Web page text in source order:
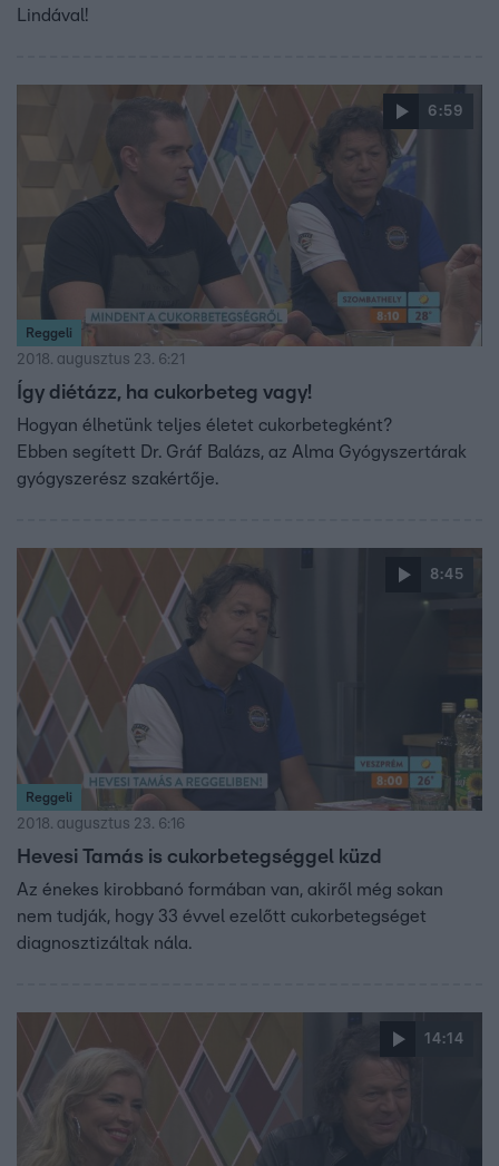
Lindával!
6:59
Reggeli
2018. augusztus 23. 6:21
Így diétázz, ha cukorbeteg vagy!
Hogyan élhetünk teljes életet cukorbetegként?
Ebben segített Dr. Gráf Balázs, az Alma Gyógyszertárak
gyógyszerész szakértője.
8:45
Reggeli
2018. augusztus 23. 6:16
Hevesi Tamás is cukorbetegséggel küzd
Az énekes kirobbanó formában van, akiről még sokan
nem tudják, hogy 33 évvel ezelőtt cukorbetegséget
diagnosztizáltak nála.
14:14